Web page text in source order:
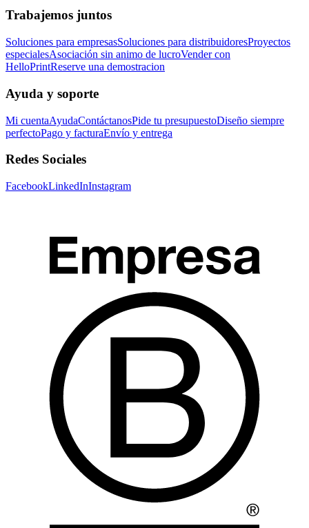
Trabajemos juntos
Soluciones para empresasSoluciones para distribuidoresProyectos
especialesAsociación sin animo de lucroVender con
HelloPrintReserve una demostracion
Ayuda y soporte
Mi cuentaAyudaContáctanosPide tu presupuestoDiseño siempre
perfectoPago y facturaEnvío y entrega
Redes Sociales
FacebookLinkedInInstagram